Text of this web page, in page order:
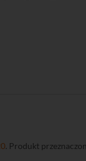
. Produkt